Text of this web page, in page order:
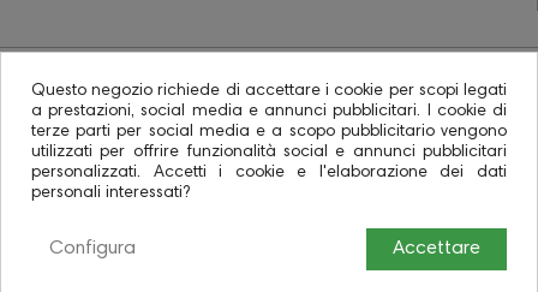
0
© 2026 - Ecommerce software CO.RA. SpA
Questo negozio richiede di accettare i cookie per scopi legati
a prestazioni, social media e annunci pubblicitari. I cookie di
terze parti per social media e a scopo pubblicitario vengono
utilizzati per offrire funzionalità social e annunci pubblicitari
personalizzati. Accetti i cookie e l'elaborazione dei dati
personali interessati?
Accettare
Configura